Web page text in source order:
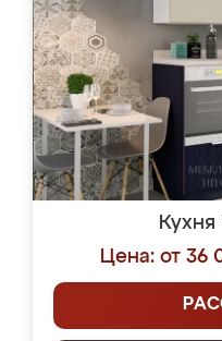
Цена: от 36